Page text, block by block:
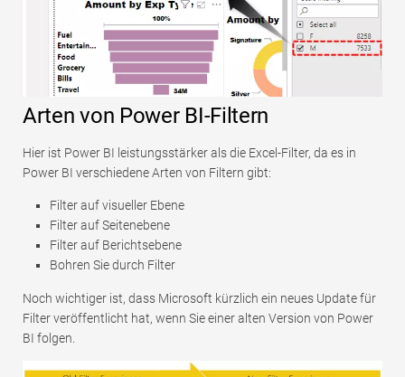
Arten von Power BI-Filtern
Hier ist Power BI leistungsstärker als die Excel-Filter, da es in
Power BI verschiedene Arten von Filtern gibt:
Filter auf visueller Ebene
Filter auf Seitenebene
Filter auf Berichtsebene
Bohren Sie durch Filter
Noch wichtiger ist, dass Microsoft kürzlich ein neues Update für
Filter veröffentlicht hat, wenn Sie einer alten Version von Power
BI folgen.